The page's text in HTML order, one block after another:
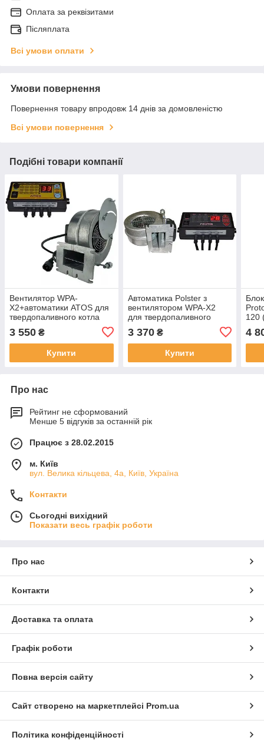
Оплата за реквізитами
Післяплата
Всі умови оплати
Умови повернення
Повернення товару впродовж 14 днів за домовленістю
Всі умови повернення
Подібні товари компанії
Вентилятор WPA-
X2+автоматики ATOS для
твердопаливного котла
3 550 ₴
Купити
Автоматика Polster з
вентилятором WPA-X2
для твердопаливного
3 370₴
Купити
120
4
Про нас
Рейтинг не сформований
Менше 5 відгуків за останній рік
Працює з 28.02.2015
м. Київ
вул. Велика кільцева, 4а, Київ, Україна
Контакти
Сьогодні вихідний
Показати весь графік роботи
Про нас
Контакти
Доставка та оплата
Графік роботи
Повна версія сайту
Сайт створено на маркетплейсі Prom.ua
Політика конфіденційності